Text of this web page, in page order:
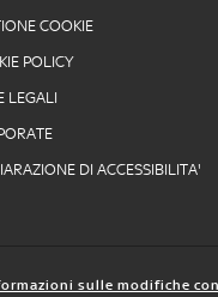
COOKIE
POLICY
LEGALI
DI ACCESSIBILITA'
sulle modifiche